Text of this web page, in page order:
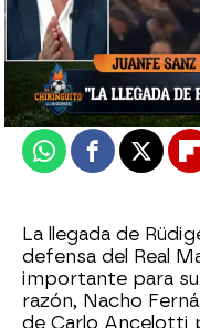
El Chiringuito
Madrid
Actualizado:22 de
Publicado:22 de
WhatsappFacebook
X
La llegada de
defensa del Real
importante para
razón, Nacho
de Carlo Ancelotti